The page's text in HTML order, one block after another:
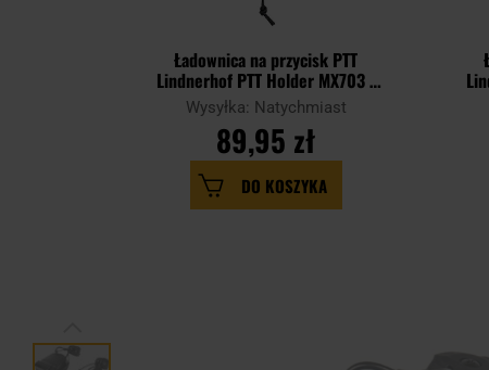
Ładownica na przycisk PTT
Lindnerhof PTT Holder MX703 -
Black
Wysyłka: Natychmiast
89,95 zł
DO KOSZYKA